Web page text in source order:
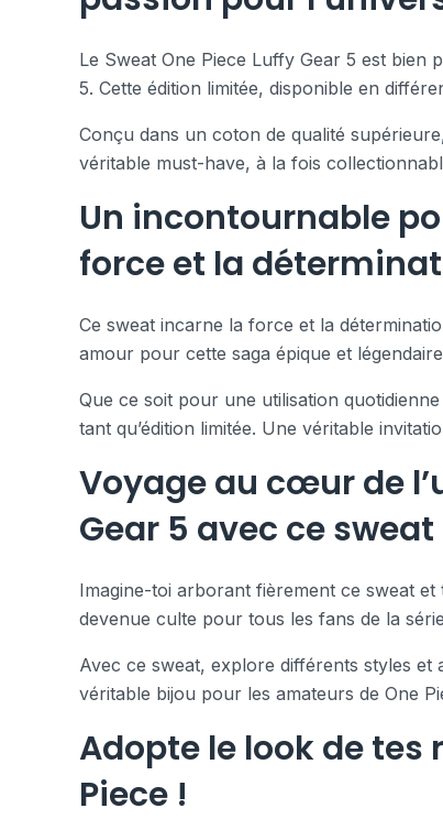
Le Sweat One Piece Luffy Gear 5 est bien
5. Cette édition limitée, disponible en
Conçu dans un coton de qualité
véritable must-have, à la fois
Un incontournable
force et la
Ce sweat incarne la force et la
amour pour cette saga épique et
Que ce soit pour une utilisation
tant qu’édition limitée. Une véritable
Voyage au cœur de
Gear 5 avec ce
Imagine-toi arborant fièrement ce sweat et
devenue culte pour tous les fans de la
Avec ce sweat, explore différents styles
véritable bijou pour les amateurs de One
Adopte le look de
Piece !